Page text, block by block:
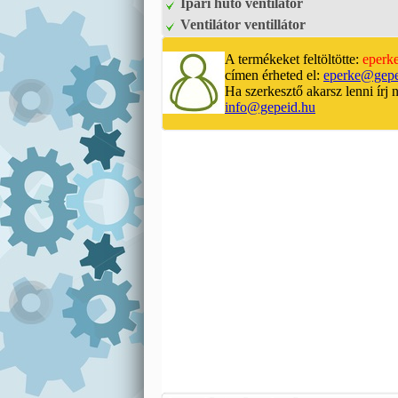
Ipari hűtő ventilátor
Ventilátor ventillátor
A termékeket feltöltötte:
címen érheted el:
Ha szerkesztő akarsz lenni írj
info@gepeid.hu